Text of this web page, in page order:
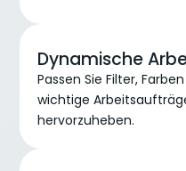
Dynamische
Passen Sie Filter,
wichtige
hervorzuheben.